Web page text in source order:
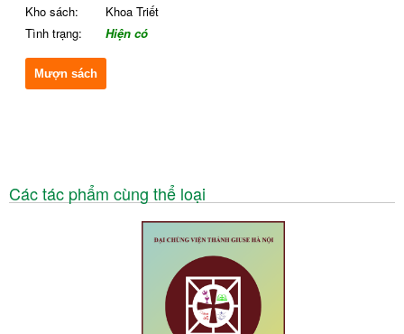
Kho sách:
Khoa Triết
Tình trạng:
Hiện có
Mượn sách
Các tác phẩm cùng thể loại